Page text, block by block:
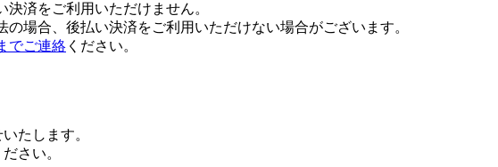
済をご利用いただけません。
場合、後払い決済をご利用いただけない場合がございます。
でご連絡 ください。
たします。
さい。